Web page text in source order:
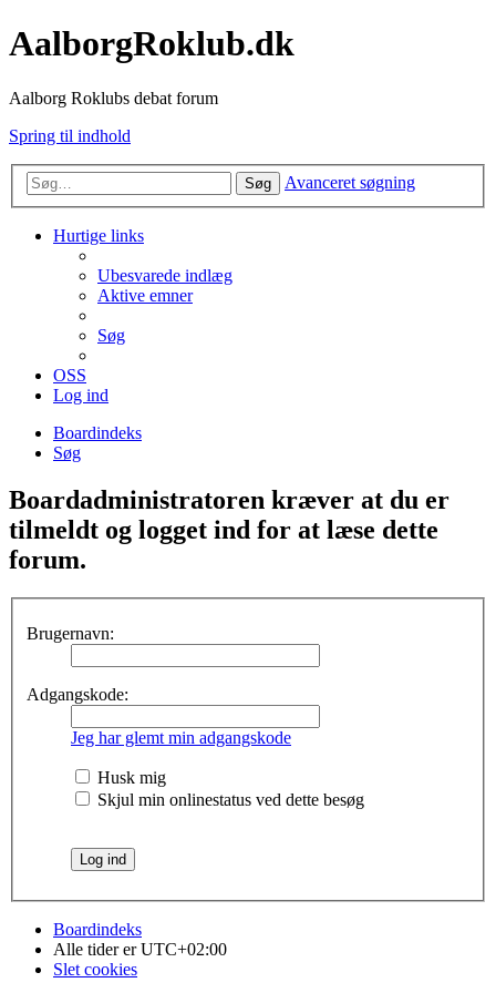
AalborgRoklub.dk
Aalborg Roklubs debat forum
Spring til indhold
Søg Avanceret søgning
Hurtige links
Ubesvarede indlæg
Aktive emner
Søg
OSS
Log ind
Boardindeks
Søg
Boardadministratoren kræver at du er
tilmeldt og logget ind for at læse dette
forum.
Brugernavn:
Adgangskode:
Jeg har glemt min adgangskode
Husk mig
Skjul min onlinestatus ved dette besøg
Boardindeks
Alle tider erUTC+02:00
Slet cookies